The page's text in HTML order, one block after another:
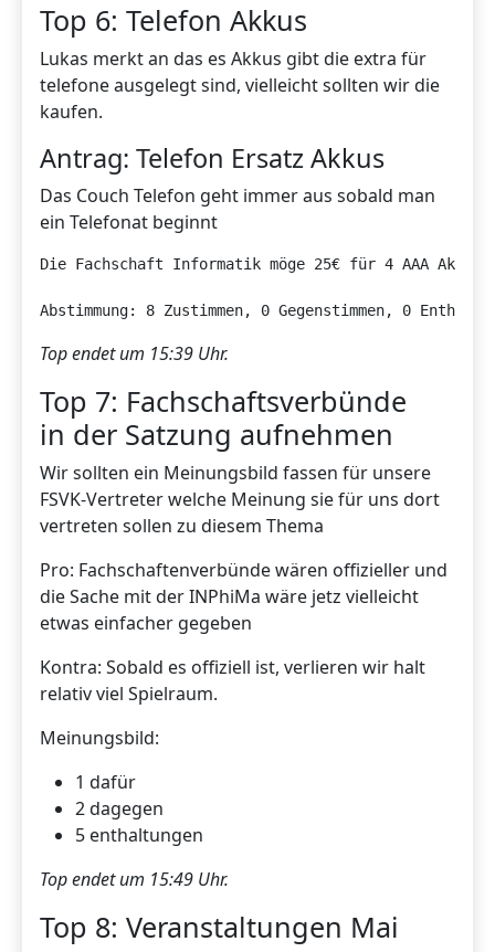
Top 6: Telefon Akkus
Lukas merkt an das es Akkus gibt die extra für
telefone ausgelegt sind, vielleicht sollten wir die
kaufen.
Antrag: Telefon Ersatz Akkus
Das Couch Telefon geht immer aus sobald man
ein Telefonat beginnt
Die Fachschaft Informatik möge 25€ für 4 AAA
Abstimmung: 8 Zustimmen, 0 Gegenstimmen, 0
Top endet um 15:39 Uhr.
Top 7: Fachschaftsverbünde
in der Satzung aufnehmen
Wir sollten ein Meinungsbild fassen für unsere
FSVK-Vertreter welche Meinung sie für uns dort
vertreten sollen zu diesem Thema
Pro: Fachschaftenverbünde wären offizieller und
die Sache mit der INPhiMa wäre jetz vielleicht
etwas einfacher gegeben
Kontra: Sobald es offiziell ist, verlieren wir halt
relativ viel Spielraum.
Meinungsbild:
1 dafür
2 dagegen
5 enthaltungen
Top endet um 15:49 Uhr.
Top 8: Veranstaltungen Mai